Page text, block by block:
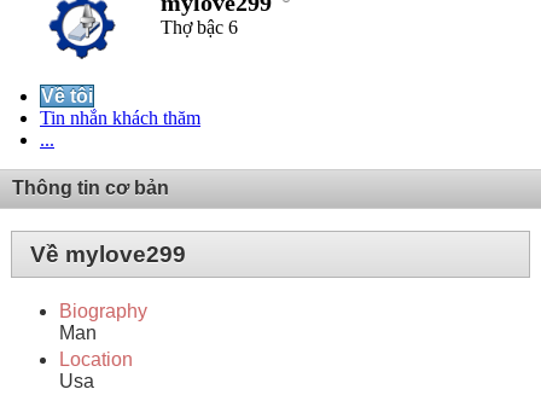
Thợ bậc 6
Về tôi
Tin nhắn khách thăm
...
Thông tin cơ bản
Về mylove299
Biography
Man
Location
Usa